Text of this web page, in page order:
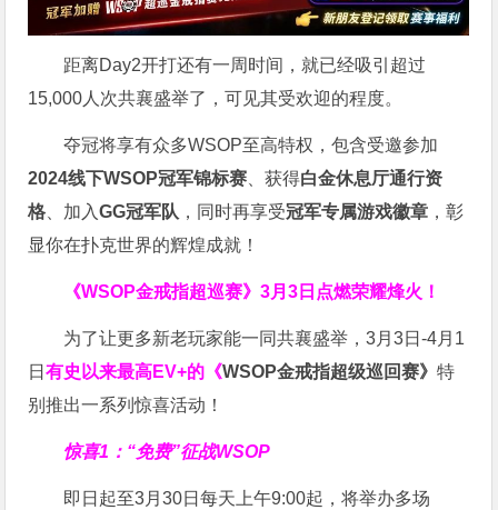
距离Day2开打还有一周时间，就已经吸引超过
15,000人次共襄盛举了，可见其受欢迎的程度。
夺冠将享有众多WSOP至高特权，包含受邀参加
2024线下WSOP冠军锦标赛 、获得白金休息厅通行资
格 、加入GG冠军队 ，同时再享受冠军专属游戏徽章 ，彰
显你在扑克世界的辉煌成就！
《WSOP金戒指超巡赛》3月3日点燃荣耀烽火！
为了让更多新老玩家能一同共襄盛举，3月3日-4月1
日有史以来最高EV+的《WSOP金戒指超级巡回赛》特
别推出一系列惊喜活动！
惊喜1：“免费”征战WSOP
即日起至3月30日每天上午9:00起，将举办多场